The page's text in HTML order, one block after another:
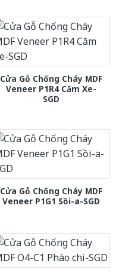
Cửa Gỗ Chống Cháy MDF
Veneer P1R4 Căm Xe-
SGD
Cửa Gỗ Chống Cháy MDF
Veneer P1G1 Sồi-a-SGD